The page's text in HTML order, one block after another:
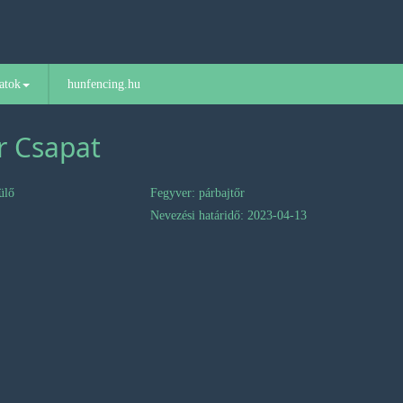
hunfencing.hu
Csapat
Fegyver: párbajtőr
Nevezési határidő: 2023-04-13